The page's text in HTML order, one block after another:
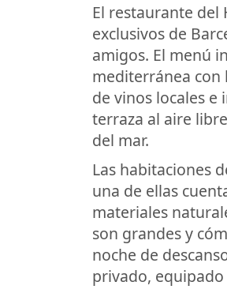
El restaurante del
exclusivos de
amigos. El menú
mediterránea con
de vinos locales e
terraza al aire
del mar.
Las habitaciones
una de ellas
materiales
son grandes y
noche de
privado,